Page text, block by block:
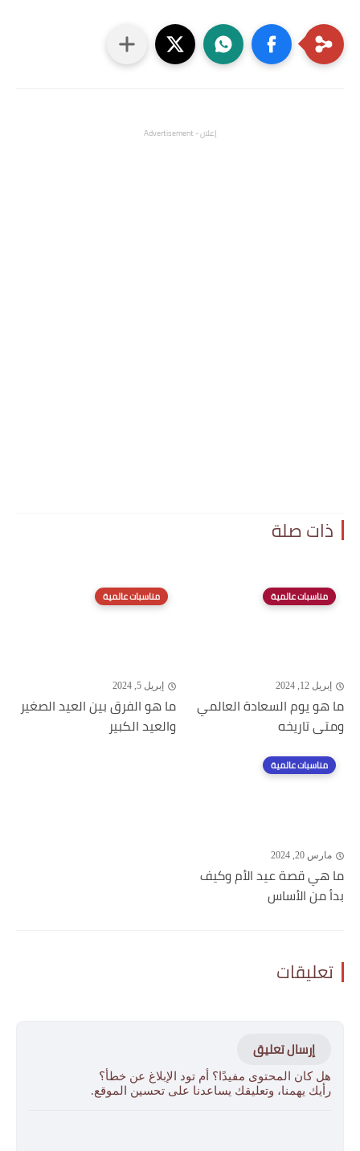
إعلان - Advertisement
ذات صلة
مناسبات عالمية
إبريل 12, 2024
ما هو يوم السعادة العالمي
ومتى تاريخه
مناسبات عالمية
إبريل 5, 2024
ما هو الفرق بين العيد الصغير
والعيد الكبير
مناسبات عالمية
مارس 20, 2024
ما هي قصة عيد الأم وكيف
بدأ من الأساس
تعليقات
إرسال تعليق
هل كان المحتوى مفيدًا؟ أم تود الإبلاغ عن خطأ؟
رأيك يهمنا، وتعليقك يساعدنا على تحسين الموقع.